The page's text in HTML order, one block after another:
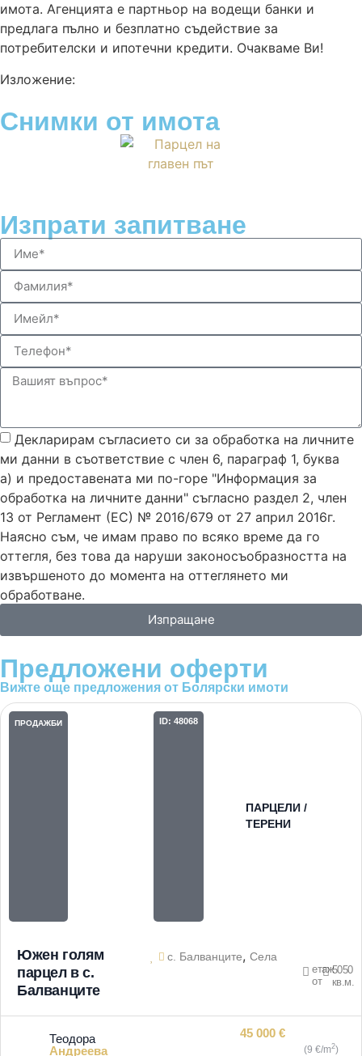
имота. Агенцията е партньор на водещи банки и
предлага пълно и безплатно съдействие за
потребителски и ипотечни кредити. Очакваме Ви!
Изложение:
Снимки от имота
Изпрати запитване
Декларирам съгласието си за обработка на личните
ми данни в съответствие с член 6, параграф 1, буква
а) и предоставената ми по-горе "Информация за
обработка на личните данни" съгласно раздел 2, член
13 от Регламент (ЕС) № 2016/679 от 27 април 2016г.
Наясно съм, че имам право по всяко време да го
оттегля, без това да наруши законосъобразността на
извършеното до момента на оттеглянето ми
обработване.
Изпращане
Предложени оферти
Вижте още предложения от Болярски имоти
ПРОДАЖБИ ID: 48068
ПАРЦЕЛИ /
ТЕРЕНИ
Южен голям
парцел в с.
Балванците
с. Балванците, Села
етаж
от
5050
кв.м.
Теодора
Андреева
45 000 €
(9 €/m2)